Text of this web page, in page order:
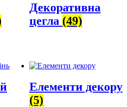
Декоративна
цегла (49)
Елементи декору
(5)